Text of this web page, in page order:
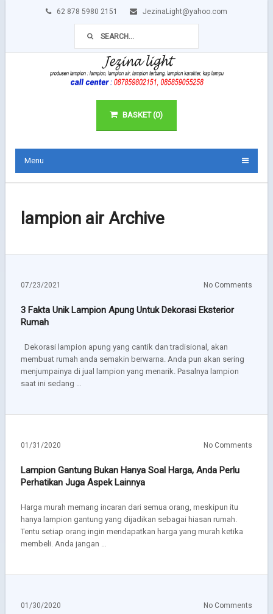
62 878 5980 2151 JezinaLight@yahoo.com
BASKET (0)
Menu
lampion air Archive
07/23/2021 No Comments
3 Fakta Unik Lampion Apung Untuk Dekorasi Eksterior
Rumah
Dekorasi lampion apung yang cantik dan tradisional, akan
membuat rumah anda semakin berwarna. Anda pun akan sering
menjumpainya di jual lampion yang menarik. Pasalnya lampion
saat ini sedang …
01/31/2020 No Comments
Lampion Gantung Bukan Hanya Soal Harga, Anda Perlu
Perhatikan Juga Aspek Lainnya
Harga murah memang incaran dari semua orang, meskipun itu
hanya lampion gantung yang dijadikan sebagai hiasan rumah.
Tentu setiap orang ingin mendapatkan harga yang murah ketika
membeli. Anda jangan …
01/30/2020 No Comments